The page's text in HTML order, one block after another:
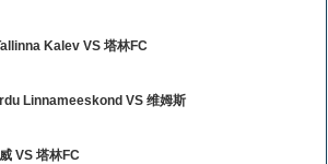
Kalev VS 塔林FC
Linnameeskond VS 维姆斯
VS 塔林FC